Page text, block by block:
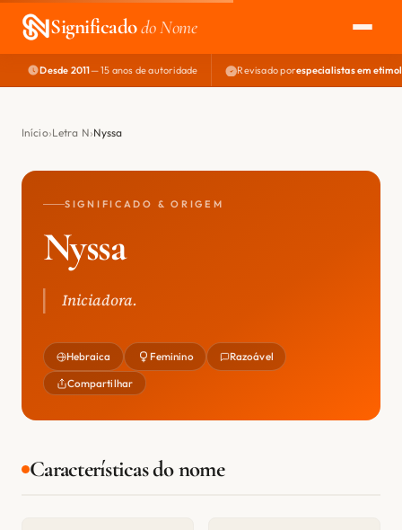
Significadodo Nome
EXPLORAR
NOME PERFEITO
Desde 2011— 15 anos de autoridade Revisado porespecialistas em
Início Letra N Nyssa
SIGNIFICADO & ORIGEM
Nyssa
Iniciadora.
Hebraica Feminino Razoável
Compartilhar
Características do nome